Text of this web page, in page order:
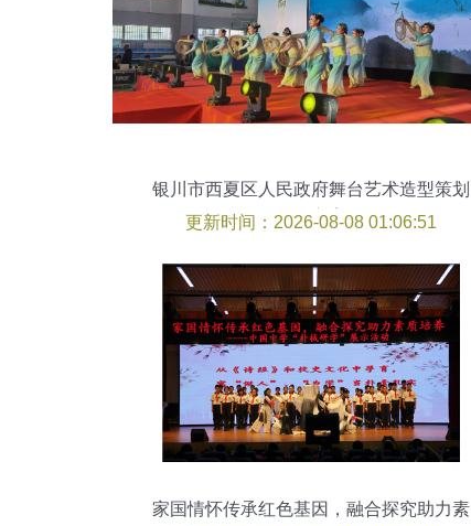
银川市西夏区人民政府舞台艺术造型策划
服务方案
更新时间：2026-08-08 01:06:51
家国情怀传承红色基因，融合探究助力素